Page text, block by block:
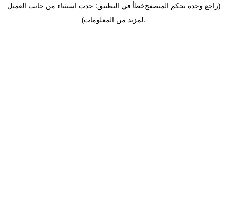
خطأ في التطبيق: حدث استثناء من جانب العميل(راجع وحدة تحكم المتصفح
لمزيد من المعلومات).